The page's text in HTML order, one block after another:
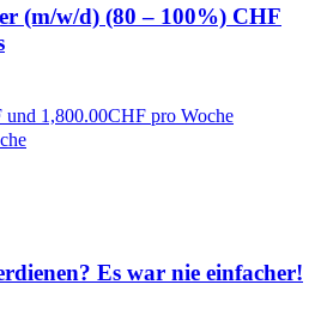
(m/w/d) (80 – 100%) CHF
1,800.00CHF pro Woche
Es war nie einfacher!